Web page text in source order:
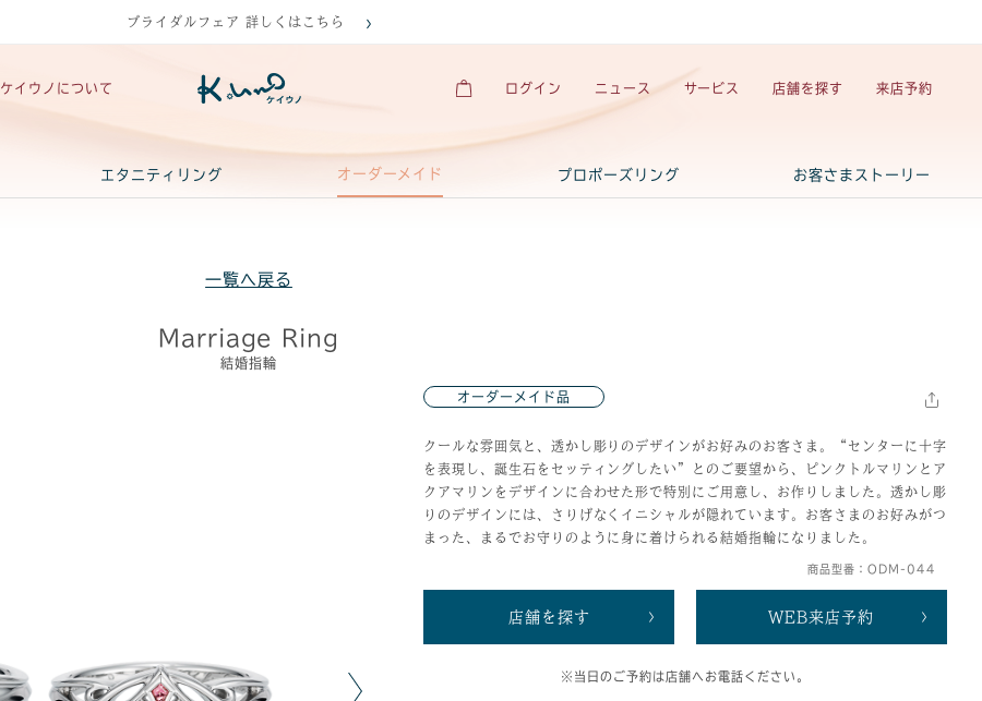
ブライダルフェア 詳しくはこちら
ケイウノについて ログイン ニュース サービス 店舗を探す 来店予約
エタニティリング オーダーメイド プロポーズリング お客さまストーリー
一覧へ戻る
Marriage Ring
結婚指輪
オーダーメイド品
クールな雰囲気と、透かし彫りのデザインがお好みのお客さま。“センターに十字
を表現し、誕生石をセッティングしたい”とのご要望から、ピンクトルマリンとア
クアマリンをデザインに合わせた形で特別にご用意し、お作りしました。透かし彫
りのデザインには、さりげなくイニシャルが隠れています。お客さまのお好みがつ
まった、まるでお守りのように身に着けられる結婚指輪になりました。
商品型番：ODM-044
店舗を探す WEB来店予約
※当日のご予約は店舗へお電話ください。